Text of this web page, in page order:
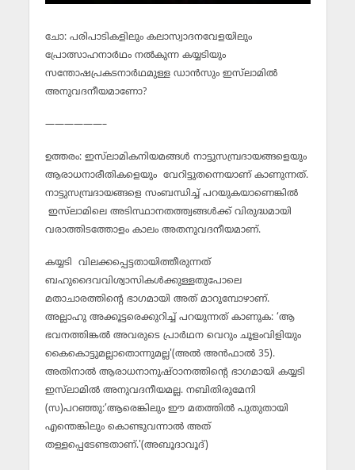
ചോ: പരിപാടികളിലും കലാസ്വാദനവേളയിലും
പ്രോത്സാഹനാര്‍ഥം നല്‍കുന്ന കയ്യടിയും
സന്തോഷപ്രകടനാര്‍ഥമുള്ള ഡാന്‍സും ഇസ്‌ലാമില്‍
അനുവദനീയമാണോ?
——————–
ഉത്തരം: ഇസ്‌ലാമികനിയമങ്ങള്‍ നാട്ടുസമ്പ്രദായങ്ങളെയും
ആരാധനാരീതികളെയും വേറിട്ടുതന്നെയാണ് കാണുന്നത്.
നാട്ടുസമ്പ്രദായങ്ങളെ സംബന്ധിച്ച് പറയുകയാണെങ്കില്‍
ഇസ്‌ലാമിലെ അടിസ്ഥാനതത്ത്വങ്ങള്‍ക്ക് വിരുദ്ധമായി
വരാത്തിടത്തോളം കാലം അതനുവദനീയമാണ്.
കയ്യടി വിലക്കപ്പെട്ടതായിത്തീരുന്നത്
ബഹുദൈവവിശ്വാസികള്‍ക്കുള്ളതുപോലെ
മതാചാരത്തിന്റെ ഭാഗമായി അത് മാറുമ്പോഴാണ്.
അല്ലാഹു അക്കൂട്ടരെക്കുറിച്ച് പറയുന്നത് കാണുക: ‘ആ
ഭവനത്തിങ്കല്‍ അവരുടെ പ്രാര്‍ഥന വെറും ചൂളംവിളിയും
കൈകൊട്ടുമല്ലാതൊന്നുമല്ല'(അല്‍ അന്‍ഫാല്‍ 35).
അതിനാല്‍ ആരാധനാനുഷ്ഠാനത്തിന്റെ ഭാഗമായി കയ്യടി
ഇസ്‌ലാമില്‍ അനുവദനീയമല്ല. നബിതിരുമേനി
(സ)പറഞ്ഞു:’ആരെങ്കിലും ഈ മതത്തില്‍ പുതുതായി
എന്തെങ്കിലും കൊണ്ടുവന്നാല്‍ അത്
തള്ളപ്പെടേണ്ടതാണ്.'(അബൂദാവൂദ്)